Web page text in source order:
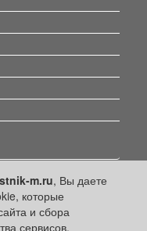
m.ru, Вы даете
которые
и сбора
сервисов.